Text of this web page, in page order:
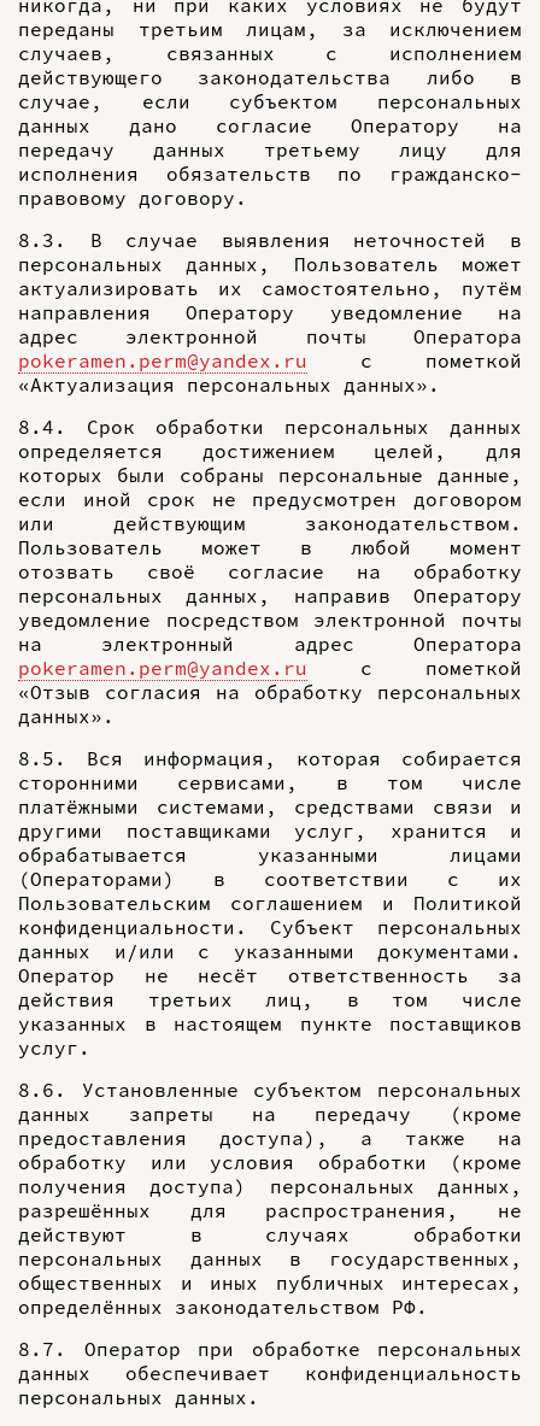
никогда, ни при каких условиях не будут
переданы третьим лицам, за исключением
случаев, связанных с исполнением
действующего законодательства либо в
случае, если субъектом персональных
данных дано согласие Оператору на
передачу данных третьему лицу для
исполнения обязательств по гражданско-
правовому договору.
8.3. В случае выявления неточностей в
персональных данных, Пользователь может
актуализировать их самостоятельно, путём
направления Оператору уведомление на
адрес электронной почты Оператора
pokeramen.perm@yandex.ru с пометкой
«Актуализация персональных данных».
8.4. Срок обработки персональных данных
определяется достижением целей, для
которых были собраны персональные данные,
если иной срок не предусмотрен договором
или действующим законодательством.
Пользователь может в любой момент
отозвать своё согласие на обработку
персональных данных, направив Оператору
уведомление посредством электронной почты
на электронный адрес Оператора
pokeramen.perm@yandex.ru с пометкой
«Отзыв согласия на обработку персональных
данных».
8.5. Вся информация, которая собирается
сторонними сервисами, в том числе
платёжными системами, средствами связи и
другими поставщиками услуг, хранится и
обрабатывается указанными лицами
(Операторами) в соответствии с их
Пользовательским соглашением и Политикой
конфиденциальности. Субъект персональных
данных и/или с указанными документами.
Оператор не несёт ответственность за
действия третьих лиц, в том числе
указанных в настоящем пункте поставщиков
услуг.
8.6. Установленные субъектом персональных
данных запреты на передачу (кроме
предоставления доступа), а также на
обработку или условия обработки (кроме
получения доступа) персональных данных,
разрешённых для распространения, не
действуют в случаях обработки
персональных данных в государственных,
общественных и иных публичных интересах,
определённых законодательством РФ.
8.7. Оператор при обработке персональных
данных обеспечивает конфиденциальность
персональных данных.